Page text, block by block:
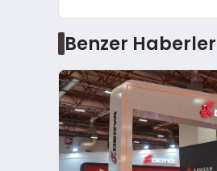
Benzer Haberler